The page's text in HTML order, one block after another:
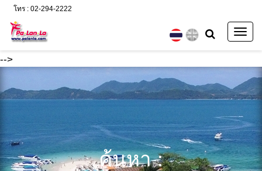
-->
โทร : 02-294-2222
ค้นหา :